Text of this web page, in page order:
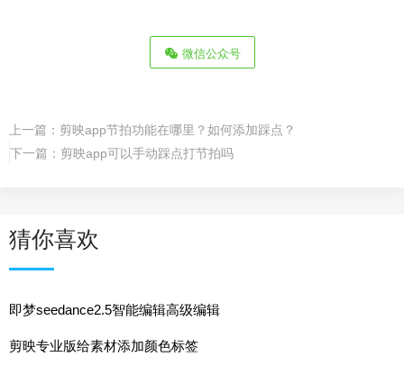
微信公众号
上一篇： 剪映app节拍功能在哪里？如何添加踩点？
下一篇： 剪映app可以手动踩点打节拍吗
猜你喜欢
即梦seedance2.5智能编辑高级编辑
剪映专业版给素材添加颜色标签